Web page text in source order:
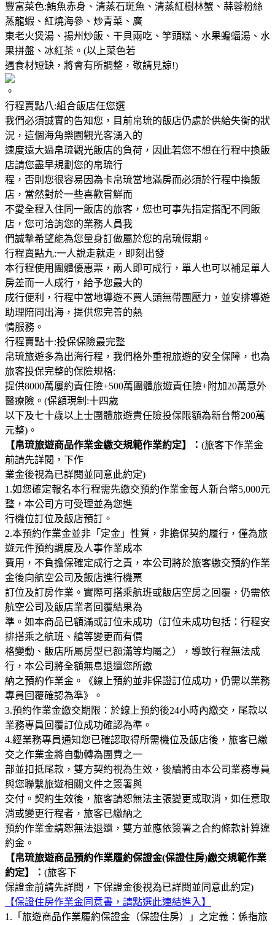
豐富菜色:鮪魚赤身、清蒸石斑魚、清蒸紅樹林蟹、蒜蓉粉絲
蒸龍蝦、紅燒海參、炒青菜、廣
東老火煲湯、揚州炒飯、干貝兩吃、竽頭糕、水果蝙蝠湯、水
果拼盤、冰紅茶。(以上菜色若
遇食材短缺，將會有所調整，敬請見諒!)
。
行程賣點八:組合飯店任您選
我們必須誠實的告知您，目前帛琉的飯店仍處於供給失衡的狀
況，這個海角樂園觀光客湧入的
速度遠大過帛琉觀光飯店的負荷，因此若您不想在行程中換飯
店請您盡早規劃您的帛琉行
程，否則您很容易因為卡帛琉當地滿房而必須於行程中換飯
店，當然對於一些喜歡嘗鮮而
不愛全程入住同一飯店的旅客，您也可事先指定搭配不同飯
店，您可洽詢您的業務人員我
們誠摯希望能為您量身訂做屬於您的帛琉假期。
行程賣點九:一人說走就走，即刻出發
本行程使用團體優惠票，兩人即可成行，單人也可以補足單人
房差而一人成行，給予您最大的
成行便利，行程中當地導遊不買人頭無帶團壓力，並安排導遊
助理陪同出海，提供您完善的熱
情服務。
行程賣點十:投保保險最完整
帛琉旅遊多為出海行程，我們格外重視旅遊的安全保障，也為
旅客投保完整的保險規格:
提供8000萬屢約責任險+500萬團體旅遊責任險+附加20萬意外
醫療險。(保額現制:十四歲
以下及七十歲以上士團體旅遊責任險投保限額為新台幣200萬
元整)。
【帛琉旅遊商品作業金繳交規範作業約定】： (旅客下作業金
前請先詳閱，下作
業金後視為已詳閱並同意此約定)
1.如您確定報名本行程需先繳交預約作業金每人新台幣5,000元
整，本公司方可受理並為您進
行機位訂位及飯店預訂。
2.本預約作業金並非「定金」性質，非擔保契約履行，僅為旅
遊元件預約調度及人事作業成本
費用，不負擔保確定成行之責，本公司將於旅客繳交預約作業
金後向航空公司及飯店進行機票
訂位及訂房作業。實際可搭乘航班或飯店空房之回覆，仍需依
航空公司及飯店業者回覆結果為
準。如本商品已額滿或訂位未成功（訂位未成功包括：行程安
排搭乘之航班、艙等變更而有價
格變動、飯店所屬房型已額滿等均屬之），導致行程無法成
行，本公司將全額無息退還您所繳
納之預約作業金。《線上預約並非保證訂位成功，仍需以業務
專員回覆確認為準》。
3.預約作業金繳交期限：於線上預約後24小時內繳交，尾款以
業務專員回覆訂位成功確認為準。
4.經業務專員通知您已確認取得所需機位及飯店後，旅客已繳
交之作業金將自動轉為團費之一
部並扣抵尾款，雙方契約視為生效，後續將由本公司業務專員
與您聯繫旅遊相關文件之簽署與
交付。契約生效後，旅客請恕無法主張變更或取消，如任意取
消或變更行程者，旅客已繳納之
預約作業金請恕無法退還，雙方並應依簽署之合約條款計算違
約金。
【帛琉旅遊商品預約作業履約保證金(保證住房)繳交規範作業
約定】： (旅客下
保證金前請先詳閱，下保證金後視為已詳閱並同意此約定)
【保證住房作業金同意書，請點選此連結進入】
1.「旅遊商品作業履約保證金（保證住房）」之定義：係指旅